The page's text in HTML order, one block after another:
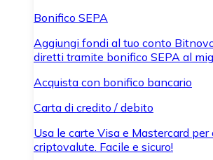
Bonifico SEPA
Aggiungi fondi al tuo conto
diretti tramite bonifico SEPA al
Acquista con bonifico bancario
Carta di credito / debito
Usa le carte Visa e Mastercard per
criptovalute. Facile e sicuro!